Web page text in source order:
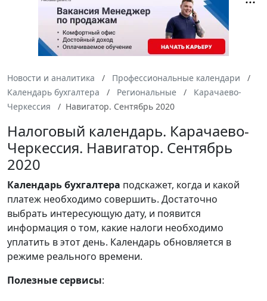
Новости и аналитика
Профессиональные календари
Календарь бухгалтера
Региональные
Карачаево-
Черкессия
Навигатор. Сентябрь 2020
Налоговый календарь. Карачаево-
Черкессия. Навигатор. Сентябрь
2020
Календарьбухгалтера подскажет, когда и какой
платеж необходимо совершить. Достаточно
выбрать интересующую дату, и появится
информация о том, какие налоги необходимо
уплатить в этот день. Календарь обновляется в
режиме реального времени.
Полезные сервисы: